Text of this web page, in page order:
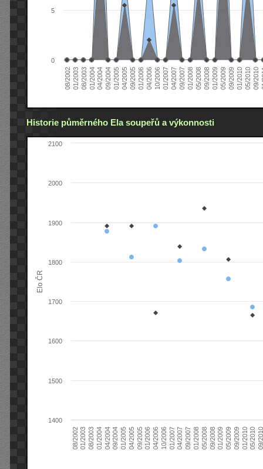
08/200201/200308/200301/200404/200409/200401/200504/200509/200501/200604/200610/200601/200704/200709/200701/200805/200809/200801/200905/200909/200901/201005/201009/2010
0
5
Historie půměrného Ela soupeřů a výkonnosti
Elo ČR
08/200201/200308/200301/200404/200409/200401/200504/200509/200501/200604/200610/200601/200704/200709/200701/200805/200809/200801/200905/200909/200901/201005/201009/
1400
1500
1600
1700
1800
1900
2000
2100